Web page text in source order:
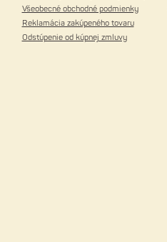
Všeobecné obchodné podmienky
Reklamácia zakúpeného tovaru
Odstúpenie od kúpnej zmluvy